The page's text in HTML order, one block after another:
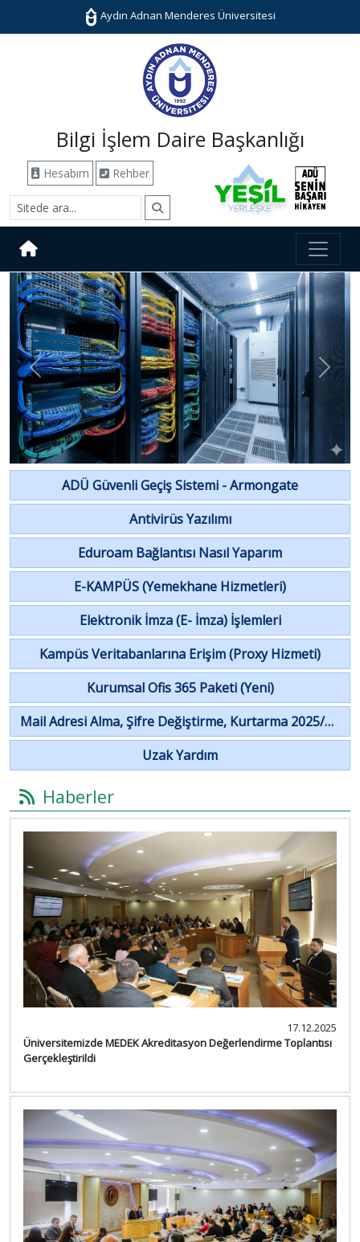
Aydın Adnan Menderes Üniversitesi
Bilgi İşlem Daire Başkanlığı
Hesabım Rehber
Previous Next
ADÜ Güvenli Geçiş Sistemi - Armongate
Antivirüs Yazılımı
Eduroam Bağlantısı Nasıl Yaparım
E-KAMPÜS (Yemekhane Hizmetleri)
Elektronik İmza (E- İmza) İşlemleri
Kampüs Veritabanlarına Erişim (Proxy Hizmeti)
Kurumsal Ofis 365 Paketi (Yeni)
Mail Adresi Alma, Şifre Değiştirme, Kurtarma 2025/2026
Uzak Yardım
Haberler
17.12.2025
Üniversitemizde MEDEK Akreditasyon Değerlendirme Toplantısı
Gerçekleştirildi